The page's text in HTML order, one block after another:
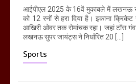
आईपीएल 2025 के 16वें मुकाबले में लखनऊ
को 12 रनों से हरा दिया है। इकाना
आखिरी ओवर तक रोमांचक रहा। जहां टॉस
लखनऊ सुपर जायंट्स ने निर्धारित 20 […]
Sports